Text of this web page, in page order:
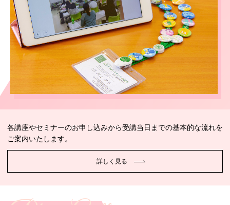
各講座やセミナーのお申し込みから受講当日までの基本的な流れを
ご案内いたします。
詳しく見る